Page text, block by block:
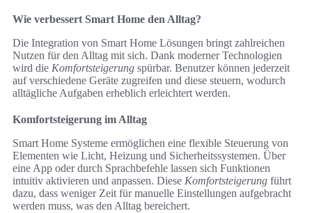
Wie verbessert Smart Home den Alltag?
Die Integration von Smart Home Lösungen bringt zahlreichen
Nutzen für den Alltag mit sich. Dank moderner Technologien
wird die Komfortsteigerung spürbar. Benutzer können jederzeit
auf verschiedene Geräte zugreifen und diese steuern, wodurch
alltägliche Aufgaben erheblich erleichtert werden.
Komfortsteigerung im Alltag
Smart Home Systeme ermöglichen eine flexible Steuerung von
Elementen wie Licht, Heizung und Sicherheitssystemen. Über
eine App oder durch Sprachbefehle lassen sich Funktionen
intuitiv aktivieren und anpassen. Diese Komfortsteigerung führt
dazu, dass weniger Zeit für manuelle Einstellungen aufgebracht
werden muss, was den Alltag bereichert.